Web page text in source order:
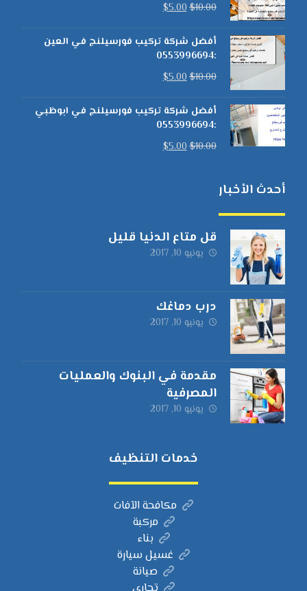
$10.00
$5.00
أفضل شركة تركيب فورسيلنج في العين
:0553996694
$10.00
$5.00
أفضل شركة تركيب فورسيلنج في ابوظبي
:0553996694
$10.00
$5.00
أحدث الأخبار
قل متاع الدنيا قليل
يونيو 10, 2017
درب دماغك
يونيو 10, 2017
مقدمة في البنوك والعمليات
المصرفية
يونيو 10, 2017
خدمات التنظيف
مكافحة الآفات
مركبة
بناء
غسيل سيارة
صيانة